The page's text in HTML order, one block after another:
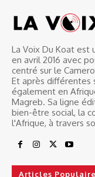
La Voix Du Koat est
en avril 2016 avec
centré sur le
Et après différentes
également en
Magreb. Sa ligne
bien-être social, la
l'Afrique, à travers
Articles